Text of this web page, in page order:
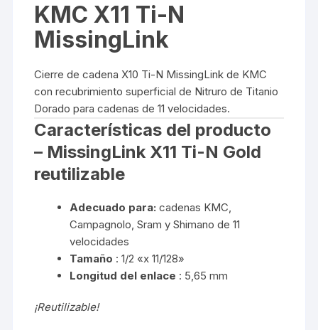
KMC X11 Ti-N
MissingLink
Cierre de cadena X10 Ti-N MissingLink de KMC
con recubrimiento superficial de Nitruro de Titanio
Dorado para cadenas de 11 velocidades.
Características del producto
– MissingLink X11 Ti-N Gold
reutilizable
Adecuado para: cadenas KMC,
Campagnolo, Sram y Shimano de 11
velocidades
Tamaño : 1/2 «x 11/128»
Longitud del enlace : 5,65 mm
¡Reutilizable!